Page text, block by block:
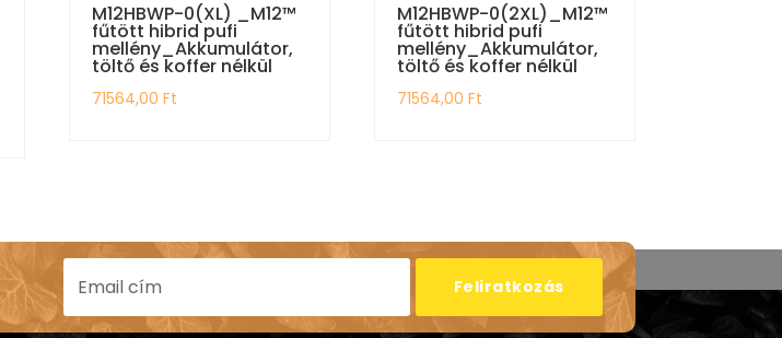
M12HBWP-0(XL) _M12™
fűtött hibrid pufi
mellény_Akkumulátor,
töltő és koffer nélkül
71564,00Ft
M12HBWP-0(2XL)_M12™
fűtött hibrid pufi
mellény_Akkumulátor,
töltő és koffer nélkül
71564,00Ft
Feliratkozás